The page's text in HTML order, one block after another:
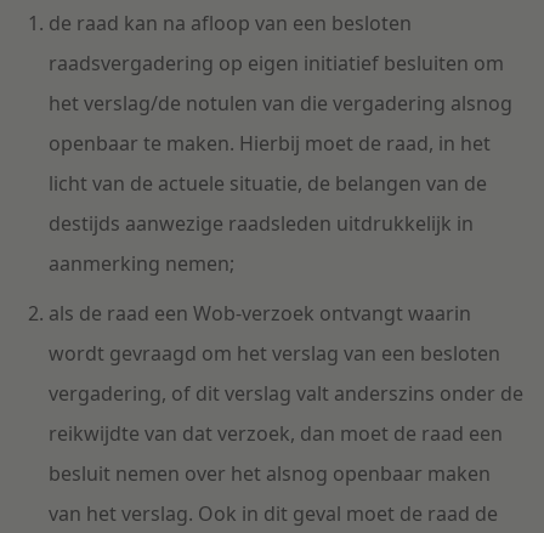
de raad kan na afloop van een besloten
raadsvergadering op eigen initiatief besluiten om
het verslag/de notulen van die vergadering alsnog
openbaar te maken. Hierbij moet de raad, in het
licht van de actuele situatie, de belangen van de
destijds aanwezige raadsleden uitdrukkelijk in
aanmerking nemen;
als de raad een Wob-verzoek ontvangt waarin
wordt gevraagd om het verslag van een besloten
vergadering, of dit verslag valt anderszins onder de
reikwijdte van dat verzoek, dan moet de raad een
besluit nemen over het alsnog openbaar maken
van het verslag. Ook in dit geval moet de raad de